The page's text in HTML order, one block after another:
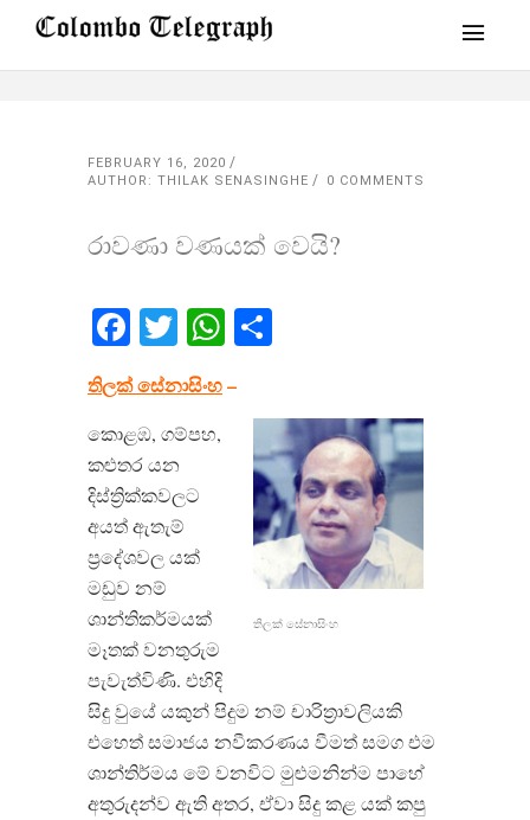
FEBRUARY 16, 2020
AUTHOR: THILAK SENASINGHE
0 COMMENTS
රාවණා වණයක් වෙයි?
Facebook
TwitterWhatsApp
තිලක් සේනාසිංහ–
තිලක් සේනාසිංහ
කොළඹ, ගම්පහ,
කළුතර යන
දිස්ත්‍රික්කවලට
අයත් ඇතැම්
ප්‍රදේශවල යක්
මඩුව නම්
ශාන්තිකර්මයක්
මෑතක් වනතුරුම
පැවැත්විණි. එහිදි
සිදු වුයේ යකුන් පිදුම නම් චාරිත්‍රාවලියකි
එහෙත් සමාජය නවීකරණය වීමත් සමග එම
ශාන්තිර්මය මේ වනවිට මුළුමනින්ම පාහේ
අතුරුදන්ව ඇති අතර, ඒවා සිදු කළ යක් කපු